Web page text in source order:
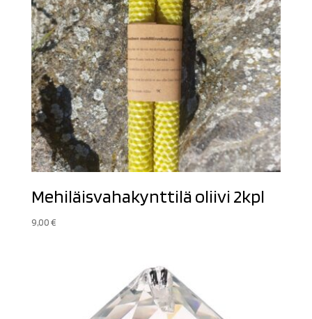
Mehiläisvahakynttilä oliivi 2kpl
9,00€